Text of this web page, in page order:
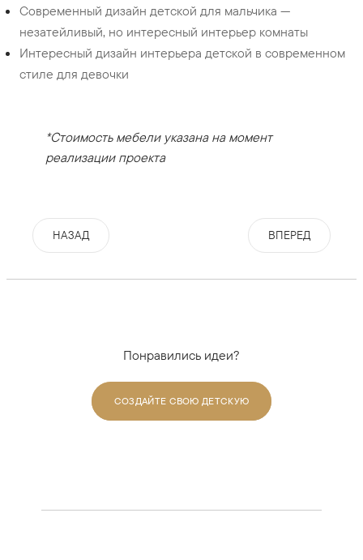
Современный дизайн детской для мальчика —
незатейливый, но интересный интерьер комнаты
Интересный дизайн интерьера детской в современном
стиле для девочки
*Стоимость мебели указана на момент
реализации проекта
НАЗАД ВПЕРЕД
Понравились идеи?
СОЗДАЙТЕ СВОЮ ДЕТСКУЮ